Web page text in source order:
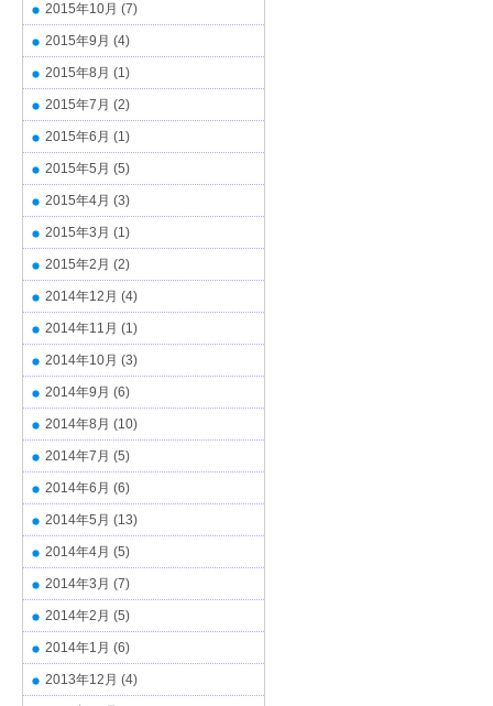
2015年10月 (7)
2015年9月 (4)
2015年8月 (1)
2015年7月 (2)
2015年6月 (1)
2015年5月 (5)
2015年4月 (3)
2015年3月 (1)
2015年2月 (2)
2014年12月 (4)
2014年11月 (1)
2014年10月 (3)
2014年9月 (6)
2014年8月 (10)
2014年7月 (5)
2014年6月 (6)
2014年5月 (13)
2014年4月 (5)
2014年3月 (7)
2014年2月 (5)
2014年1月 (6)
2013年12月 (4)